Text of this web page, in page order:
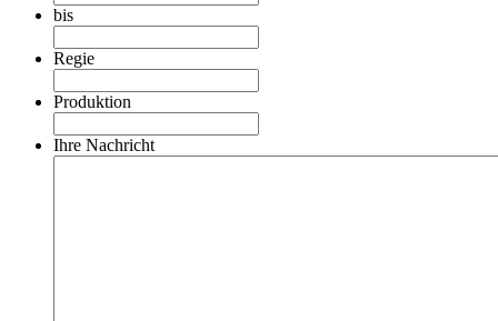
Punkt
MM
Punkt
JJJJ
bis
Punkt
MM
Punkt
JJJJ
Regie
Produktion
Ihre Nachricht